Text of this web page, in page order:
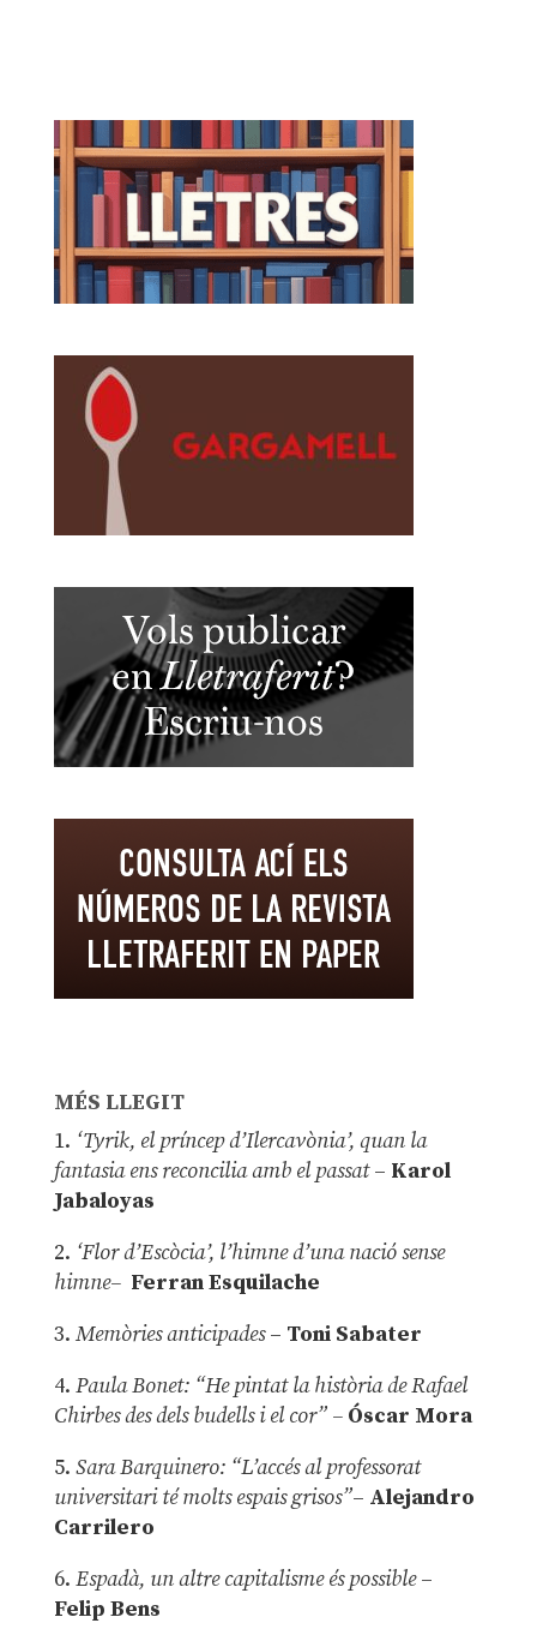
MÉS LLEGIT
1. ‘Tyrik, el príncep d’Ilercavònia’, quan la
fantasia ens reconcilia amb el passat– Karol
Jabaloyas
2. ‘Flor d’Escòcia’, l’himne d’una nació sense
himne– Ferran Esquilache
3. Memòries anticipades– Toni Sabater
4. Paula Bonet: “He pintat la història de Rafael
Chirbes des dels budells i el cor” –Óscar Mora
5. Sara Barquinero: “L’accés al professorat
universitari té molts espais grisos”– Alejandro
Carrilero
6. Espadà, un altre capitalisme és possible –
Felip Bens